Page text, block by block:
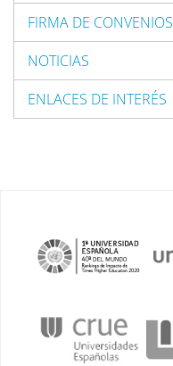
FIRMA DE CONVENIOS
NOTICIAS
ENLACES DE INTERÉS